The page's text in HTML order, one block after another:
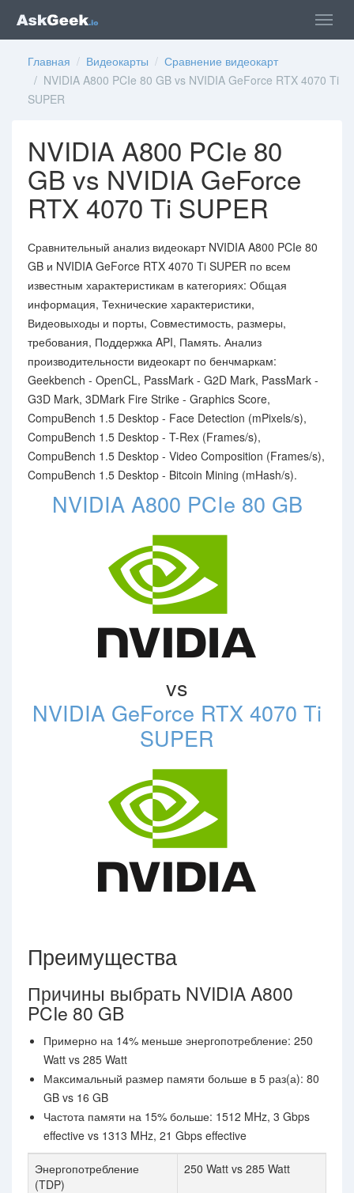
Главная / Видеокарты / Сравнение видеокарт
/ NVIDIA A800 PCIe 80 GB vs NVIDIA GeForce RTX 4070 Ti
SUPER
NVIDIA A800 PCIe 80
GB vs NVIDIA GeForce
RTX 4070 Ti SUPER
Сравнительный анализ видеокарт NVIDIA A800 PCIe 80
GB и NVIDIA GeForce RTX 4070 Ti SUPER по всем
известным характеристикам в категориях: Общая
информация, Технические характеристики,
Видеовыходы и порты, Совместимость, размеры,
требования, Поддержка API, Память. Анализ
производительности видеокарт по бенчмаркам:
Geekbench - OpenCL, PassMark - G2D Mark, PassMark -
G3D Mark, 3DMark Fire Strike - Graphics Score,
CompuBench 1.5 Desktop - Face Detection (mPixels/s),
CompuBench 1.5 Desktop - T-Rex (Frames/s),
CompuBench 1.5 Desktop - Video Composition (Frames/s),
CompuBench 1.5 Desktop - Bitcoin Mining (mHash/s).
NVIDIA A800 PCIe 80 GB
vs
NVIDIA GeForce RTX 4070 Ti
SUPER
Преимущества
Причины выбрать NVIDIA A800
PCIe 80 GB
Примерно на 14% меньше энергопотребление: 250
Watt vs 285 Watt
Максимальный размер памяти больше в 5 раз(а): 80
GB vs 16 GB
Частота памяти на 15% больше: 1512 MHz, 3 Gbps
effective vs 1313 MHz, 21 Gbps effective
Энергопотребление
(TDP)
250 Watt vs 285 Watt